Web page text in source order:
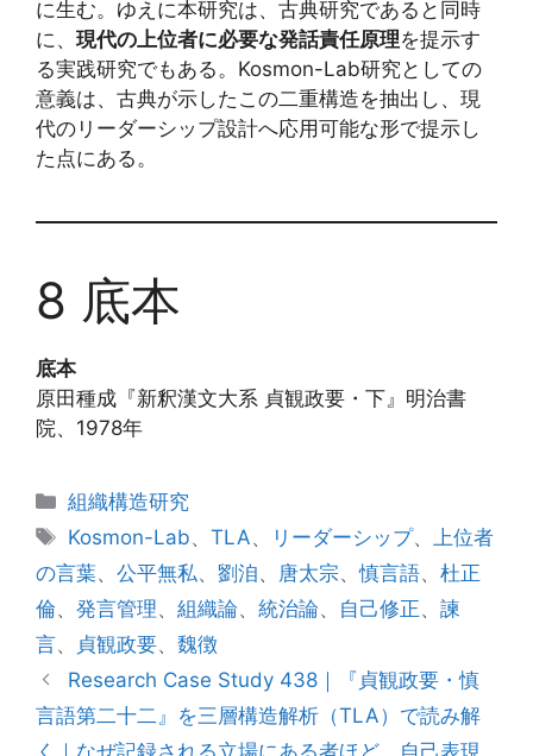
に生む。ゆえに本研究は、古典研究であると同時
に、 現代の上位者に必要な発話責任原理を提示す
る実践研究でもある。Kosmon-Lab研究としての
意義は、古典が示したこの二重構造を抽出し、現
代のリーダーシップ設計へ応用可能な形で提示し
た点にある。
8 底本
底本
原田種成『新釈漢文大系 貞観政要・下』明治書
院、1978年
カ
テ
リ
ー
組織構造研究
タ
グ
Kosmon-Lab、TLA、 リーダーシップ、
上位者
の言葉、 公平無私、 劉洎、 唐太宗、慎言語、 杜正
倫、 発言管理、 組織論、 統治論、 自己修正、 諫
言、 貞観政要、 魏徴
Research Case Study 438｜『貞観政要・慎
言語第二十二』を三層構造解析（TLA）で読み解
く｜なぜ記録される立場にある者ほど、自己表現